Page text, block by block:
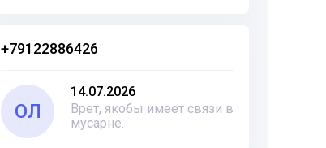
+79122886426
ОЛ
14.07.2026
Врет, якобы имеет связи в
мусарне.